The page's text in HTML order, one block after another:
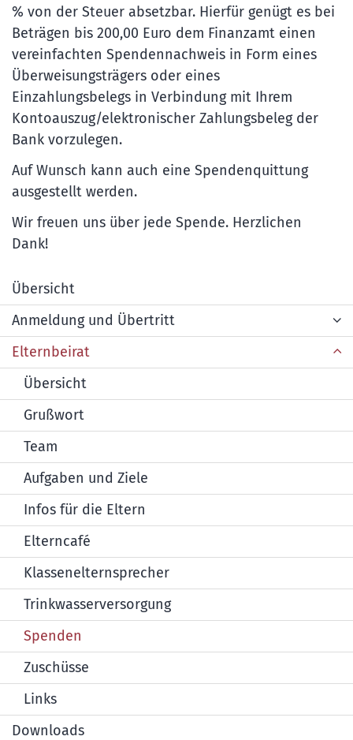
% von der Steuer absetzbar. Hierfür genügt es bei
Beträgen bis 200,00 Euro dem Finanzamt einen
vereinfachten Spendennachweis in Form eines
Überweisungsträgers oder eines
Einzahlungsbelegs in Verbindung mit Ihrem
Kontoauszug/elektronischer Zahlungsbeleg der
Bank vorzulegen.
Auf Wunsch kann auch eine Spendenquittung
ausgestellt werden.
Wir freuen uns über jede Spende. Herzlichen
Dank!
Übersicht
Anmeldung und Übertritt
Elternbeirat
Übersicht
Grußwort
Team
Aufgaben und Ziele
Infos für die Eltern
Elterncafé
Klassenelternsprecher
Trinkwasserversorgung
Spenden
Zuschüsse
Links
Downloads